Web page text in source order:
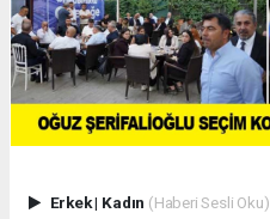
Erkek| Kadın (Haberi Sesli Oku)